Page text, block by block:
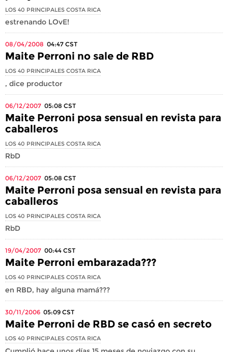
LOS 40 PRINCIPALES COSTA RICA
estrenando LOvE!
08/04/2008 04:47 CST
Maite Perroni no sale de RBD
LOS 40 PRINCIPALES COSTA RICA
, dice productor
06/12/2007 05:08 CST
Maite Perroni posa sensual en revista para
caballeros
LOS 40 PRINCIPALES COSTA RICA
RbD
06/12/2007 05:08 CST
Maite Perroni posa sensual en revista para
caballeros
LOS 40 PRINCIPALES COSTA RICA
RbD
19/04/2007 00:44 CST
Maite Perroni embarazada???
LOS 40 PRINCIPALES COSTA RICA
en RBD, hay alguna mamá???
30/11/2006 05:09 CST
Maite Perroni de RBD se casó en secreto
LOS 40 PRINCIPALES COSTA RICA